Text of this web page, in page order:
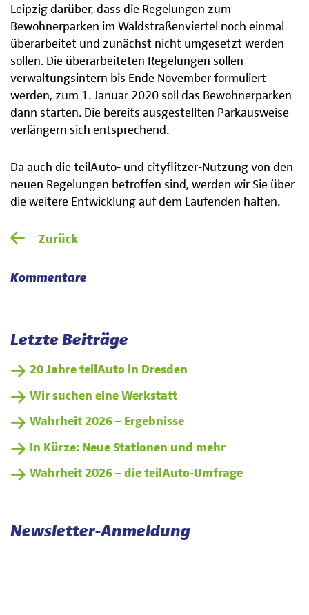
Leipzig darüber, dass die Regelungen zum
Bewohnerparken im Waldstraßenviertel noch einmal
überarbeitet und zunächst nicht umgesetzt werden
sollen. Die überarbeiteten Regelungen sollen
verwaltungsintern bis Ende November formuliert
werden, zum 1. Januar 2020 soll das Bewohnerparken
dann starten. Die bereits ausgestellten Parkausweise
verlängern sich entsprechend.
Da auch die teilAuto- und cityflitzer-Nutzung von den
neuen Regelungen betroffen sind, werden wir Sie über
die weitere Entwicklung auf dem Laufenden halten.
Zurück
Kommentare
Letzte Beiträge
20 Jahre teilAuto in Dresden
Wir suchen eine Werkstatt
Wahrheit 2026 – Ergebnisse
In Kürze: Neue Stationen und mehr
Wahrheit 2026 – die teilAuto-Umfrage
Newsletter-Anmeldung